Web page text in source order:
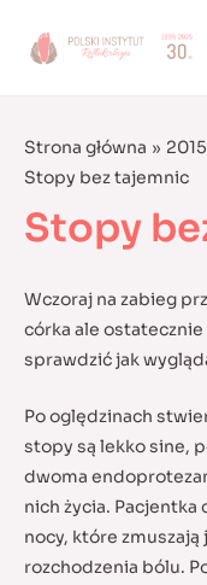
Strona główna 2015
Stopy bez tajemnic
Stopy
Wczoraj na zabieg
córka ale ostatecznie
sprawdzić jak
Po oględzinach
stopy są lekko sine,
dwoma
nich życia. Pacjentka
nocy, które
rozchodzenia bólu.